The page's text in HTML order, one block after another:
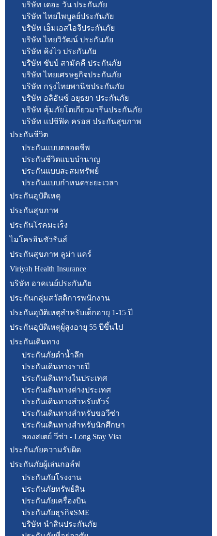
บริษัท เดอะ วัน ประกันภัย
บริษัท ไทยไพบูลย์ประกันภัย
บริษัท เอ็มเอสไอจีประกันภัย
บริษัท ไทยวิวัฒน์ ประกันภัย
บริษัท คิงไว ประกันภัย
บริษัท ชับบ์ สามัคคี ประกันภัย
บริษัท ไทยเศรษฐกิจประกันภัย
บริษัท กรุงไทยพานิชประกันภัย
บริษัท อลิอันซ์ อยุธยา ประกันภัย
บริษัท คุ้มภัยโตเกียวมารีนประกันภัย
บริษัท แปซิฟิค ครอส ประกันสุขภาพ
ประกันชีวิต
ประกันแบบตลอดชีพ
ประกันชีวิตแบบบำนาญ
ประกันแบบสะสมทรัพย์
ประกันแบบกำหนดระยะเวลา
ประกันอุบัติเหตุ
ประกันสุขภาพ
ประกันโรคมะเร็ง
ไมโครอินชัวรันส์
ประกันสุขภาพ ลูม่า แคร์
Viriyah Health Insurance
บริษัท อาคเนย์ประกันภัย
ประกันกลุ่มสวัสดิการพนักงาน
ประกันอุบัติเหตุสำหรับเด็กอายุ 1-15 ปี
ประกันอุบัติเหตุผู้สูงอายุ 55 ปีขึ้นไป
ประกันเดินทาง
ประกันภัยดำน้ำลึก
ประกันเดินทางรายปี
ประกันเดินทางในประเทศ
ประกันเดินทางต่างประเทศ
ประกันเดินทางสำหรับทัวร์
ประกันเดินทางสำหรับขอวีซ่า
ประกันเดินทางสำหรับนักศึกษา
ลองสเตย์ วีซ่า - Long Stay Visa
ประกันภัยความรับผิด
ประกันภัยผู้เล่นกอล์ฟ
ประกันภัยโรงงาน
ประกันภัยทรัพย์สิน
ประกันภัยเครื่องบิน
ประกันภัยธุรกิจSME
บริษัท นำสินประกันภัย